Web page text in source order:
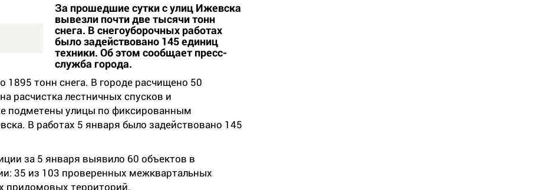
За прошедшие сутки с улиц Ижевска
вывезли почти две тысячи тонн
снега. В снегоуборочных работах
было задействовано 145 единиц
техники. Об этом сообщает пресс-
служба города.
1895 тонн снега. В городе расчищено 50
расчистка лестничных спусков и
подметены улицы по фиксированным
В работах 5 января было задействовано 145
за 5 января выявило 60 объектов в
35 из 103 проверенных межквартальных
придомовых территорий.